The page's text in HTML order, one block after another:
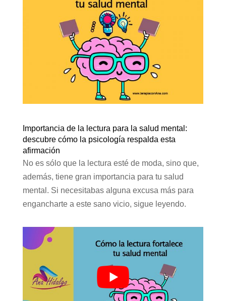
Importancia de la lectura para la salud mental:
descubre cómo la psicología respalda esta
afirmación
No es sólo que la lectura esté de moda, sino que,
además, tiene gran importancia para tu salud
mental. Si necesitabas alguna excusa más para
engancharte a este sano vicio, sigue leyendo.